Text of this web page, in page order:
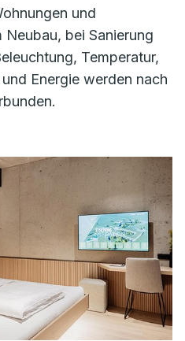
und
Neubau, bei Sanierung
Temperatur,
Energie werden nach